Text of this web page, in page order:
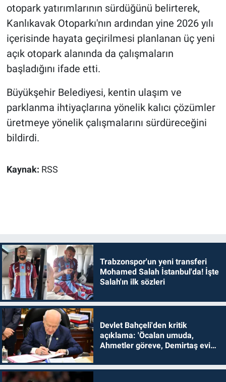
otopark yatırımlarının sürdüğünü belirterek,
Kanlıkavak Otoparkı'nın ardından yine 2026 yılı
içerisinde hayata geçirilmesi planlanan üç yeni
açık otopark alanında da çalışmaların
başladığını ifade etti.
Büyükşehir Belediyesi, kentin ulaşım ve
parklanma ihtiyaçlarına yönelik kalıcı çözümler
üretmeye yönelik çalışmalarını sürdüreceğini
bildirdi.
Kaynak: RSS
Trabzonspor'un yeni transferi
Mohamed Salah İstanbul'da! İşte
Salah'ın ilk sözleri
Devlet Bahçeli'den kritik
açıklama: 'Öcalan umuda,
Ahmetler göreve, Demirtaş evine